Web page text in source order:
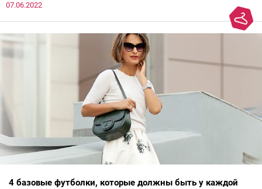
сезоне лучше не надевать. Потому что они — гарант дурного
вкуса и стопроцентный антитренд.
07.06.2022
4 базовые футболки, которые должны быть у каждой